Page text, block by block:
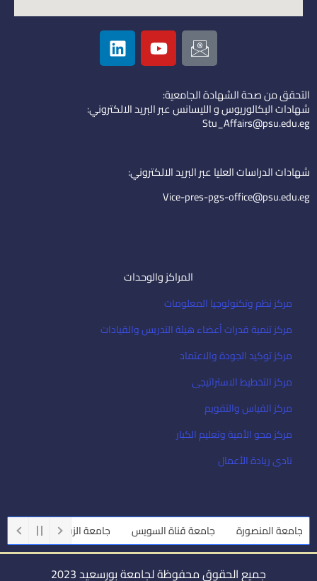
I
c
o
n
-
e
i
l
Y
o
u
u
b
L
i
n
e
d
التحقق من صحة الشهادة الجامعية:
شهادات البكالوريوس و الليسانس عبر البريد الالكتروني:
Stu_Affairs@psu.edu.eg
شهادات الدراسات العليا عبر البريد الالكتروني:
Vice-pres-pgs-office@psu.edu.eg
المراكز والوحدات
مركز نظم وتكنولوجيا المعلومات
مركز تنمية قدرات أعضاء هيئة التدريس والقيادات
مركز توكيد الجودة والاعتماد
مركز التخطيط الاستراتيجى
مركز القياس والتقويم
مركز محو الأمية وتعليم الكبار
نادى ريادة الأعمال
جامعة المنصورة جامعة قناة السويس جامعة الزقازيق
جميع الحقوق محفوظة لجامعة بورسعيد 2023